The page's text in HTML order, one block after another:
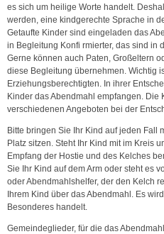
es sich um heilige Worte handelt.
werden, eine kindgerechte Sprache in
Getaufte Kinder sind eingeladen das
in Begleitung Konfi rmierter, das sind in
Gerne können auch Paten, Großeltern
diese Begleitung übernehmen. Wichtig
Erziehungsberechtigten. In ihrer
Kinder das Abendmahl empfangen.
verschiedenen Angeboten bei der
Bitte bringen Sie Ihr Kind auf jeden Fall
Platz sitzen. Steht Ihr Kind mit im Kreis
Empfang der Hostie und des Kelches
Sie Ihr Kind auf dem Arm oder steht es
oder Abendmahlshelfer, der den Kelch
Ihrem Kind über das Abendmahl. Es
Besonderes handelt.
Gemeindeglieder, für die das